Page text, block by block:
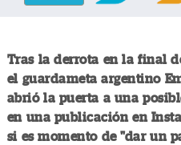
Tras la derrota en la final
el guardameta argentino
abrió la puerta a una
en una publicación en
si es momento de "dar un